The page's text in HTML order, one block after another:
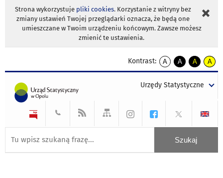
Strona wykorzystuje pliki cookies. Korzystanie z witryny bez
zmiany ustawień Twojej przeglądarki oznacza, że będą one
umieszczane w Twoim urządzeniu końcowym. Zawsze możesz
zmienić te ustawienia.
Kontrast:
A
kontrast
A
kontrast
tekst
czarnym
A
kontrast
tekst
czarnym
A
tekst
żółtym
Urzędy Statystyczne